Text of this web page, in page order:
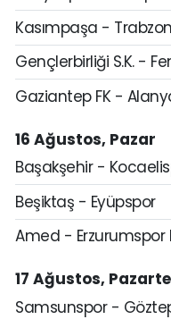
Kasımpaşa -
Gençlerbirliği S.K. -
Gaziantep FK -
16 Ağustos, Pazar
Başakşehir -
Beşiktaş - Eyüpspor
Amed - Erzurumspor
17 Ağustos,
Samsunspor -